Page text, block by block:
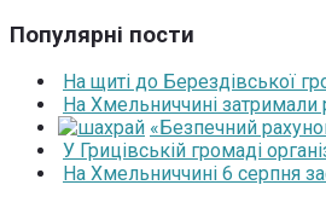
Популярні пости
На щиті до Берездівської
На Хмельниччині затримали
«Безпечний
У Грицівській громаді
На Хмельниччині 6 серпня